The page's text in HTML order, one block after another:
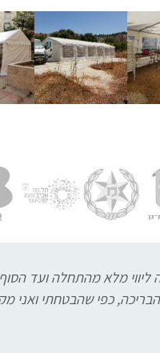
ליווי מלא מהתחלה ועד
כפי שהבטחתי ואני